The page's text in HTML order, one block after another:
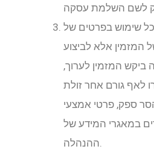
שימוש בפרטים של
המזמין אלא לביצוע
ביקש המזמין לערוך,
לאף גורם אחר זולת
ספק, פרטי אמצעי
במאגרי המידע של